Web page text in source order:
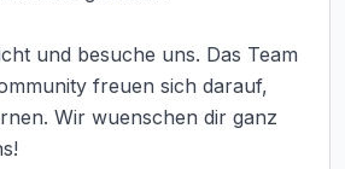
und besuche uns. Das Team
freuen sich darauf,
Wir wuenschen dir ganz